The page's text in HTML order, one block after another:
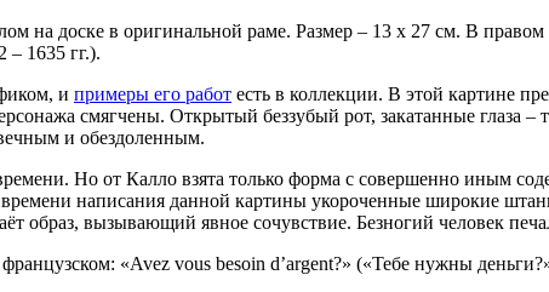
на доске в оригинальной раме. Размер – 13 х 27 см. В
– 1635 гг.).
и примеры его работ есть в коллекции. В этой картине
смягчены. Открытый беззубый рот, закатанные глаза
и обездоленным.
Но от Калло взята только форма с совершенно иным
времени написания данной картины укороченные широкие
образ, вызывающий явное сочувствие. Безногий человек
«Avez vous besoin d’argent?» («Тебе нужны